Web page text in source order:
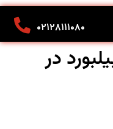
۰۲۱۲۸۱۱۱۰۸۰
در